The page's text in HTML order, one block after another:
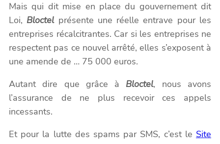
Mais qui dit mise en place du gouvernement dit
Loi, Bloctelprésente une réelle entrave pour les
entreprises récalcitrantes. Car si les entreprises ne
respectent pas ce nouvel arrêté, elles s’exposent à
une amende de … 75 000 euros.
Autant dire que grâce à Bloctel, nous avons
l’assurance de ne plus recevoir ces appels
incessants.
Et pour la lutte des spams par SMS, c’est le Site